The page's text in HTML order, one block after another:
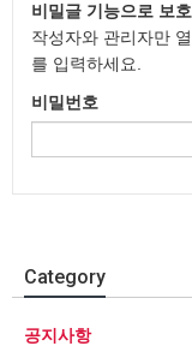
비밀글 기능으로 보
작성자와 관리자만
를 입력하세요.
비밀번호
Category
공지사항